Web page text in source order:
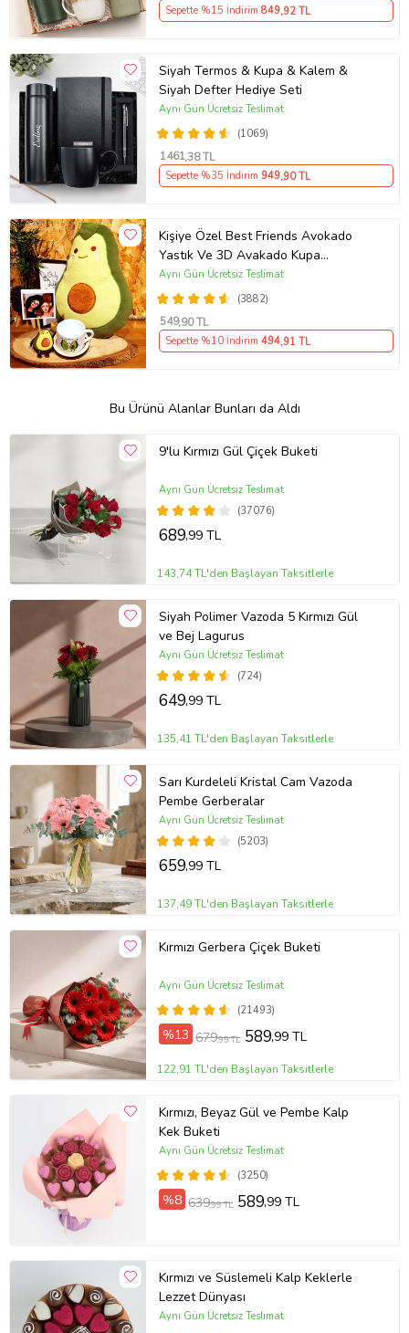
Sepette %15 İndirim 849,92 TL
Siyah Termos & Kupa & Kalem &
Siyah Defter Hediye Seti
(1069)
Aynı Gün Ücretsiz Teslimat
1461,38 TL
Sepette %35 İndirim 949,90 TL
Kişiye Özel Best Friends Avokado
Yastık Ve 3D Avakado Kupa
Arkadaşa Hediye
(3882)
Aynı Gün Ücretsiz Teslimat
549,90 TL
Sepette %10 İndirim 494,91 TL
Bu Ürünü Alanlar Bunları da Aldı
9'lu Kırmızı Gül Çiçek Buketi
(37076)
Aynı Gün Ücretsiz Teslimat
689,99 TL
143,74 TL'den Başlayan Taksitlerle
Siyah Polimer Vazoda 5 Kırmızı Gül
ve Bej Lagurus
(724)
Aynı Gün Ücretsiz Teslimat
649,99 TL
135,41 TL'den Başlayan Taksitlerle
Sarı Kurdeleli Kristal Cam Vazoda
Pembe Gerberalar
(5203)
Aynı Gün Ücretsiz Teslimat
659,99 TL
137,49 TL'den Başlayan Taksitlerle
Kırmızı Gerbera Çiçek Buketi
(21493)
Aynı Gün Ücretsiz Teslimat
%13 679,99 TL 589,99 TL
122,91 TL'den Başlayan Taksitlerle
Kırmızı, Beyaz Gül ve Pembe Kalp
Kek Buketi
(3250)
Aynı Gün Ücretsiz Teslimat
%8 639,99 TL 589,99 TL
Kırmızı ve Süslemeli Kalp Keklerle
Lezzet Dünyası
Aynı Gün Ücretsiz Teslimat